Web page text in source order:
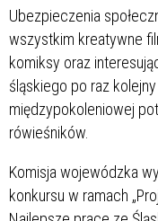
Ubezpieczenia
wszystkim kreatywne
komiksy oraz
śląskiego po raz
międzypokoleniowej
rówieśników.
Komisja wojewódzka
konkursu w ramach